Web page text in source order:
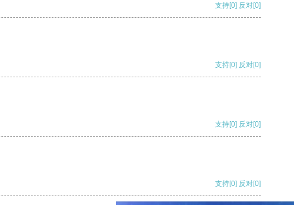
支持[0] 反对[0]
支持[0] 反对[0]
支持[0] 反对[0]
支持[0] 反对[0]